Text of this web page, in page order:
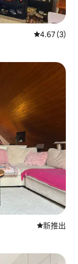
從 3 則評價
4.67 (3)
新住處
新推出